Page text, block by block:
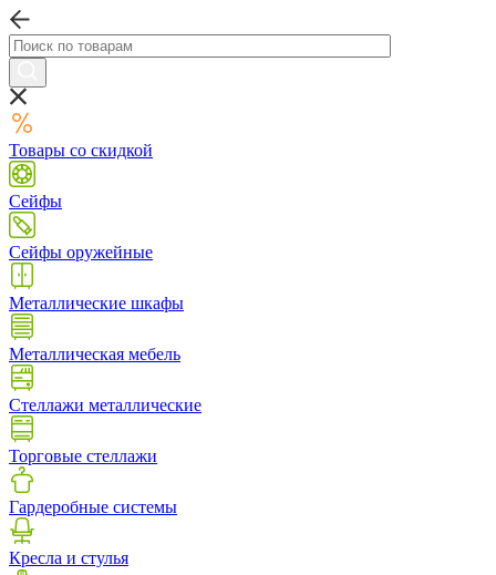
Товары со скидкой
Сейфы
Сейфы оружейные
Металлические шкафы
Металлическая мебель
Стеллажи металлические
Торговые стеллажи
Гардеробные системы
Кресла и стулья